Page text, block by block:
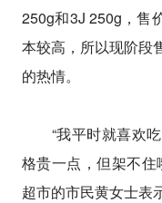
250g和3J 250g，售
本较高，所以现阶段
的热情。
“我平时就喜欢吃
格贵一点，但架不住
超市的市民黄女士表